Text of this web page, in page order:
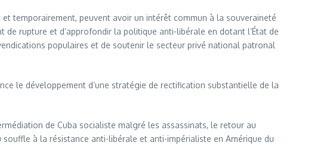
temporairement, peuvent avoir un intérêt commun à la souveraineté
rupture et d’approfondir la politique anti-libérale en dotant l’État de
populaires et de soutenir le secteur privé national patronal
le développement d’une stratégie de rectification substantielle de la
de Cuba socialiste malgré les assassinats, le retour au
à la résistance anti-libérale et anti-impérialiste en Amérique du